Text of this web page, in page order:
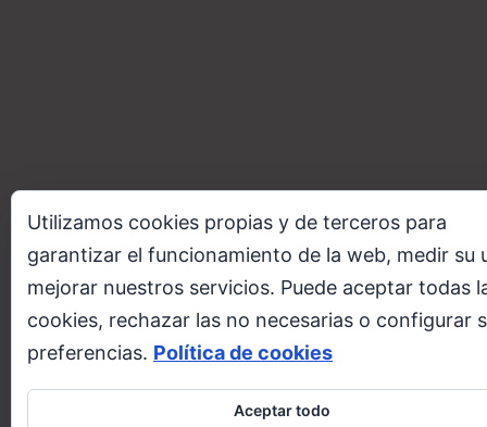
Utilizamos cookies propias y de terceros para
garantizar el funcionamiento de la web, medir su
mejorar nuestros servicios. Puede aceptar todas
cookies, rechazar las no necesarias o configurar
preferencias. Política de cookies
Aceptar todo